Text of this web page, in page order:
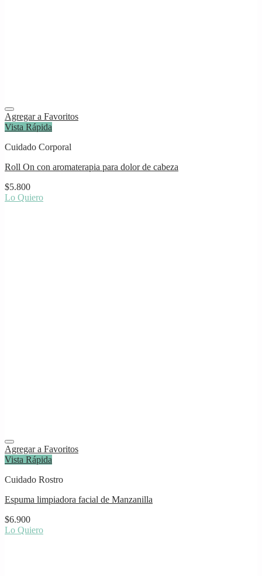
Agregar a Favoritos
Vista Rápida
Cuidado Corporal
Roll On con aromaterapia para dolor de cabeza
$5.800
Lo Quiero
Agregar a Favoritos
Vista Rápida
Cuidado Rostro
Espuma limpiadora facial de Manzanilla
$6.900
Lo Quiero